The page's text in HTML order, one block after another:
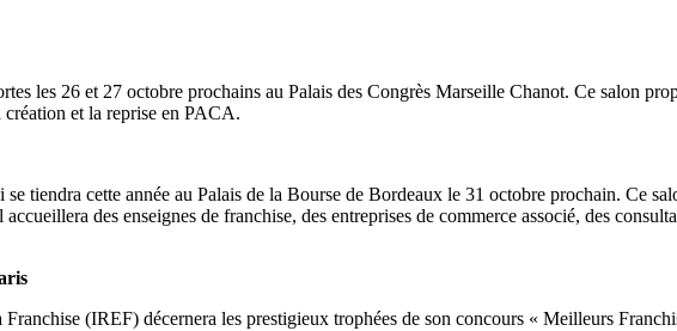
les 26 et 27 octobre prochains au Palais des Congrès Marseille Chanot. Ce salon
création et la reprise en PACA.
tiendra cette année au Palais de la Bourse de Bordeaux le 31 octobre prochain. Ce
des enseignes de franchise, des entreprises de commerce associé, des
(IREF) décernera les prestigieux trophées de son concours « Meilleurs